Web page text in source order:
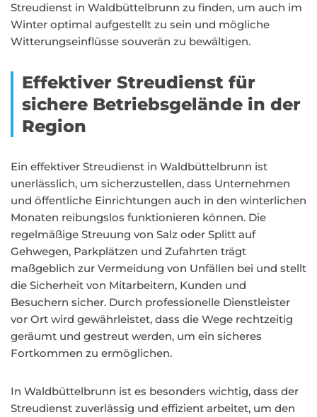
Streudienst in Waldbüttelbrunn zu finden, um auch im
Winter optimal aufgestellt zu sein und mögliche
Witterungseinflüsse souverän zu bewältigen.
Effektiver Streudienst für
sichere Betriebsgelände in der
Region
Ein effektiver Streudienst in Waldbüttelbrunn ist
unerlässlich, um sicherzustellen, dass Unternehmen
und öffentliche Einrichtungen auch in den winterlichen
Monaten reibungslos funktionieren können. Die
regelmäßige Streuung von Salz oder Splitt auf
Gehwegen, Parkplätzen und Zufahrten trägt
maßgeblich zur Vermeidung von Unfällen bei und stellt
die Sicherheit von Mitarbeitern, Kunden und
Besuchern sicher. Durch professionelle Dienstleister
vor Ort wird gewährleistet, dass die Wege rechtzeitig
geräumt und gestreut werden, um ein sicheres
Fortkommen zu ermöglichen.
In Waldbüttelbrunn ist es besonders wichtig, dass der
Streudienst zuverlässig und effizient arbeitet, um den